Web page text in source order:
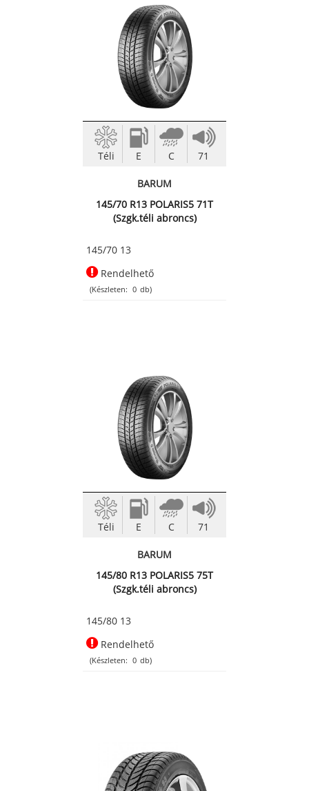
Téli E C 71
BARUM
145/70 R13 POLARIS5 71T
(Szgk.téli abroncs)
145/70 13
Rendelhető
(Készleten: 0 db)
Téli E C 71
BARUM
145/80 R13 POLARIS5 75T
(Szgk.téli abroncs)
145/80 13
Rendelhető
(Készleten: 0 db)